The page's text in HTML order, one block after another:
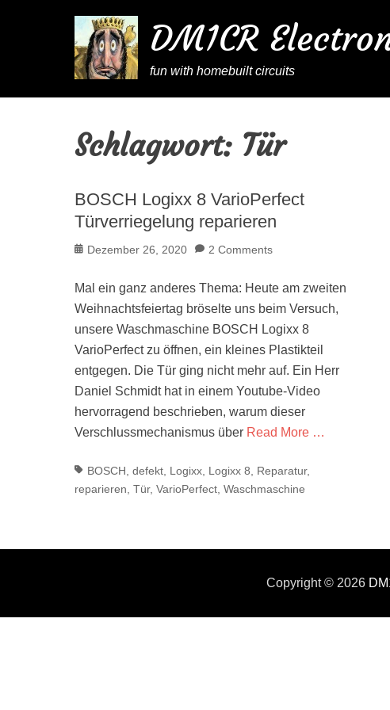
DM1CR
fun with homebuilt circuits
Schlagwort: Tür
BOSCH Logixx 8 VarioPerfect
Türverriegelung reparieren
Posted
Dezember 26, 2020 2 Comments
Mal ein ganz anderes Thema: Heute am zweiten
Weihnachtsfeiertag bröselte uns beim Versuch,
unsere Waschmaschine BOSCH Logixx 8
VarioPerfect zu öffnen, ein kleines Plastikteil
entgegen. Die Tür ging nicht mehr auf. Ein Herr
Daniel Schmidt hat in einem Youtube-Video
hervorragend beschrieben, warum dieser
Verschlussmechanismus über Read More …
TagsBOSCH ,defekt Logixx Logixx 8 Reparatur,
reparieren ,Tür,VarioPerfect ,Waschmaschine
Copyright © 2026